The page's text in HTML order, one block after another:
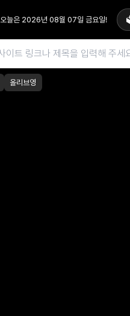
오늘은 2026년 08월 07일 금요일!
올리브영